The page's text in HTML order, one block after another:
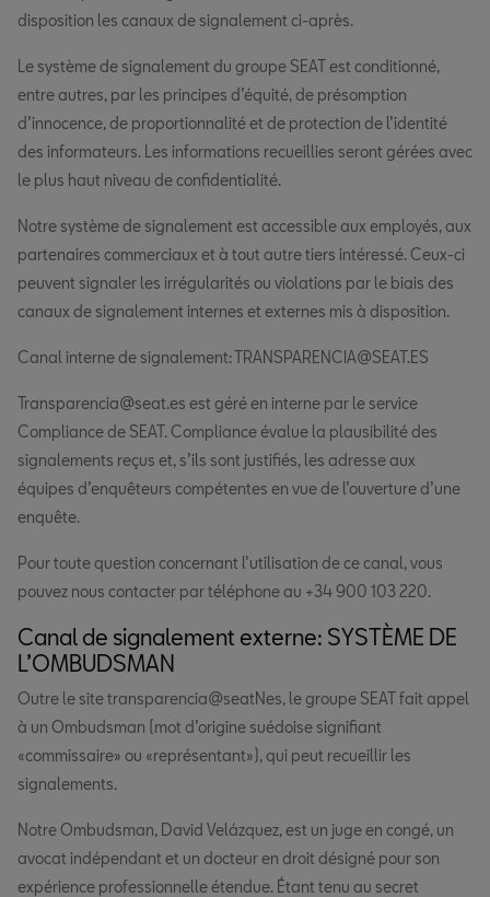
disposition les canaux de signalement ci-après.
Le système de signalement du groupe SEAT est conditionné,
entre autres, par les principes d’équité, de présomption
d’innocence, de proportionnalité et de protection de l’identité
des informateurs. Les informations recueillies seront gérées avec
le plus haut niveau de confidentialité.
Notre système de signalement est accessible aux employés, aux
partenaires commerciaux et à tout autre tiers intéressé. Ceux-ci
peuvent signaler les irrégularités ou violations par le biais des
canaux de signalement internes et externes mis à disposition.
Canal interne de signalement: TRANSPARENCIA@SEAT.ES
Transparencia@seat.es est géré en interne par le service
Compliance de SEAT. Compliance évalue la plausibilité des
signalements reçus et, s’ils sont justifiés, les adresse aux
équipes d’enquêteurs compétentes en vue de l’ouverture d’une
enquête.
Pour toute question concernant l’utilisation de ce canal, vous
pouvez nous contacter par téléphone au +34 900 103 220.
Canal de signalement externe: SYSTÈME DE
L’OMBUDSMAN
Outre le site transparencia@seatNes, le groupe SEAT fait appel
à un Ombudsman (mot d’origine suédoise signifiant
«commissaire» ou «représentant»), qui peut recueillir les
signalements.
Notre Ombudsman, David Velázquez, est un juge en congé, un
avocat indépendant et un docteur en droit désigné pour son
expérience professionnelle étendue. Étant tenu au secret